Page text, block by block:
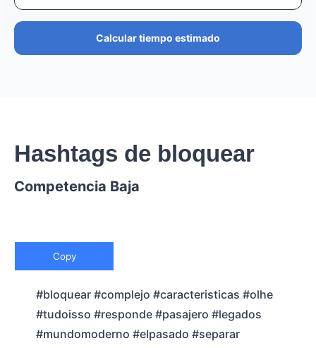
Calcular tiempo estimado
Hashtags de bloquear
Competencia Baja
Copy
#bloquear #complejo #caracteristicas #olhe
#tudoisso #responde #pasajero #legados
#mundomoderno #elpasado #separar